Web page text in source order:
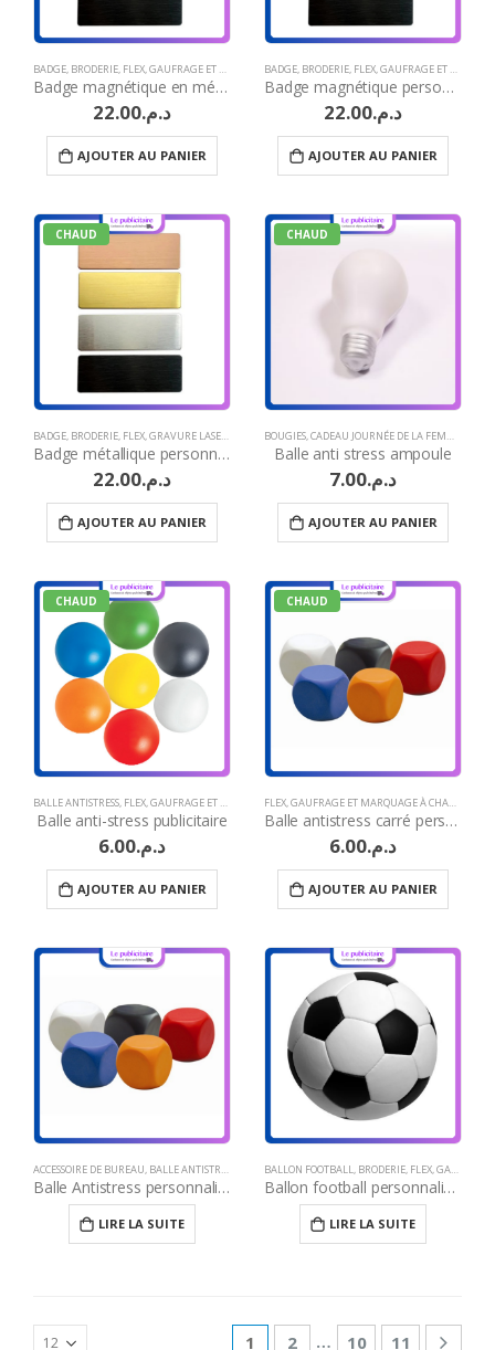
BADGE BRODERIE FLEX GAUFRAGE ET MARQUAGE À CHAUD ,GRAVURE LASER,IDÉES CADEAUX
Badge magnétique en métal
د.م.22.00
AJOUTER AU PANIER
BADGE BRODERIE FLEX GAUFRAGE ET MARQUAGE À CHAUD
Badge magnétique personnalisé publicitaire
د.م.22.00
AJOUTER AU PANIER
CHAUD
BADGE BRODERIE FLEX GRAVURE LASER IDÉES CADEAUX POUR LE (SIB) ,IDÉES CADEAUX POUR LE
Badge métallique personnalisable
د.م.22.00
AJOUTER AU PANIER
CHAUD
BOUGIES CADEAU JOURNÉE DE LA FEMME
Balle anti stress ampoule
د.م.7.00
AJOUTER AU PANIER
CHAUD
BALLE ANTISTRESS FLEX GAUFRAGE ET MARQUAGE À CHAUD ,GRAVURE LASER,IDÉES CADEAUX
Balle anti-stress publicitaire
د.م.6.00
AJOUTER AU PANIER
CHAUD
FLEX GAUFRAGE ET MARQUAGE À CHAUD
Balle antistress carré personnalisable
د.م.6.00
AJOUTER AU PANIER
ACCESSOIRE DE BUREAU BALLE ANTISTRESS BRODERIE ,CADEAU JOURNÉE DE LA FEMME,
Balle Antistress personnalisé Maroc
LIRE LA SUITE
BALLON FOOTBALL BRODERIE FLEX GAUFRAGE ET MARQUAGE À CHAUD
Ballon football personnalisé Maroc
LIRE LA SUITE
1 2 … 10 11